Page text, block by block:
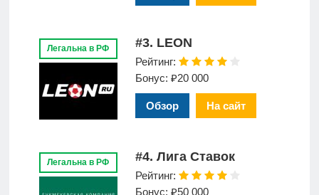
Легальна в РФ #3. LEON
Рейтинг:
Бонус: ₽20 000
Обзор На сайт
Легальна в РФ #4. Лига Ставок
Рейтинг:
Бонус: ₽50 000